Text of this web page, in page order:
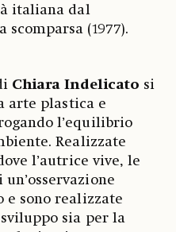
italiana dal
(1977).
Chiara Indelicato si
arte plastica e
l’equilibrio
Realizzate
l’autrice vive, le
sono realizzate
sia per la